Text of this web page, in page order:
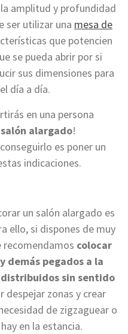
amplitud y profundidad
ser utilizar una mesa de
que potencien
se pueda abrir por si
sus dimensiones para
día a día.
en una persona
alargado!
es poner un
indicaciones.
un salón alargado es
ello, si dispones de muy
recomendamos colocar
demás pegados a la
sin sentido
despejar zonas y crear
de zigzaguear o
en la estancia.